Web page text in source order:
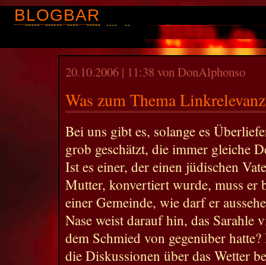
BLOGBAR
20.10.2006 | 11:38 von DonAlphonso
Was zum Thema Linkrelevanz
Bei uns gibt es, solange es
grob geschätzt, die immer gleiche
Ist es einer, der einen jüdischen
Mutter, konvertiert wurde, muss er
einer Gemeinde, wie darf er
Nase weist darauf hin, das Sarahle
dem Schmied von gegenüber
die Diskussionen über das Wetter